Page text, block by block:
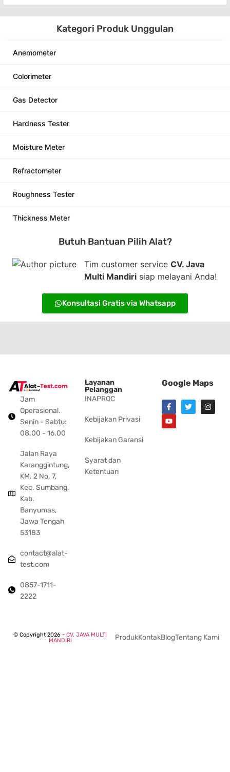
Kategori Produk Unggulan
Anemometer
Colorimeter
Gas Detector
Hardness Tester
Moisture Meter
Refractometer
Roughness Tester
Thickness Meter
Butuh Bantuan Pilih Alat?
Tim customer service CV. Java
Multi Mandiri siap melayani Anda!
Konsultasi Gratis via Whatsapp
Jam
Operasional.
Senin - Sabtu:
08.00 - 16.00
Jalan Raya
Karanggintung,
KM. 2 No. 7,
Kec. Sumbang,
Kab.
Banyumas,
Jawa Tengah
53183
contact@alat-
test.com
0857-1711-
2222
Layanan
Pelanggan
INAPROC
Kebijakan Privasi
Kebijakan Garansi
Syarat dan
Ketentuan
Google Maps
© Copyright 2026 - CV. JAVA MULTI
MANDIRI
ProdukKontakBlogTentang Kami